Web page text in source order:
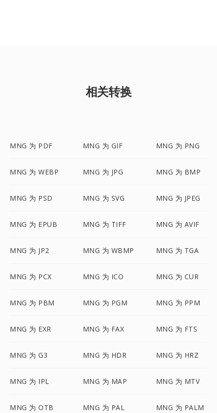
相关转换
MNG 为 PDF MNG 为 GIF MNG 为 PNG
MNG 为 WEBP MNG 为 JPG MNG 为 BMP
MNG 为 PSD MNG 为 SVG MNG 为 JPEG
MNG 为 EPUB MNG 为 TIFF MNG 为 AVIF
MNG 为 JP2 MNG 为 WBMP MNG 为 TGA
MNG 为 PCX MNG 为 ICO MNG 为 CUR
MNG 为 PBM MNG 为 PGM MNG 为 PPM
MNG 为 EXR MNG 为 FAX MNG 为 FTS
MNG 为 G3 MNG 为 HDR MNG 为 HRZ
MNG 为 IPL MNG 为 MAP MNG 为 MTV
MNG 为 OTB MNG 为 PAL MNG 为 PALM